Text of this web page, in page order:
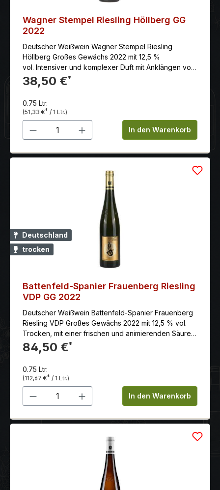
Wagner Stempel Riesling Höllberg GG
2022
Deutscher Weißwein Wagner Stempel Riesling
Höllberg Großes Gewächs 2022 mit 12,5 %
vol. Intensiver und komplexer Duft mit Anklängen von
Pfirsich, Aprikose und Mango, unterlegt mit floralen
Noten von Jasmin und Akazie
38,50 €*
0.75 Ltr.
(51,33 €* / 1 Ltr.)
Produkt Anzahl: Gib denIn den Warenkorb
Deutschland
trocken
Battenfeld-Spanier Frauenberg Riesling
VDP GG 2022
Deutscher Weißwein Battenfeld-Spanier Frauenberg
Riesling VDP Großes Gewächs 2022 mit 12,5 % vol.
Trocken, mit einer frischen und animierenden Säure.
Er hat einen prägnant mineralischen Körper, hohes
Volumen und eine lange Länge.
84,50 €*
0.75 Ltr.
(112,67 €* / 1 Ltr.)
Produkt Anzahl: Gib denIn den Warenkorb